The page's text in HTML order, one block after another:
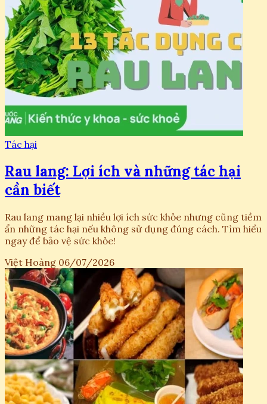
Tác hại
Rau lang: Lợi ích và những tác hại
cần biết
Rau lang mang lại nhiều lợi ích sức khỏe nhưng cũng tiềm
ẩn những tác hại nếu không sử dụng đúng cách. Tìm hiểu
ngay để bảo vệ sức khỏe!
Việt Hoàng 06/07/2026